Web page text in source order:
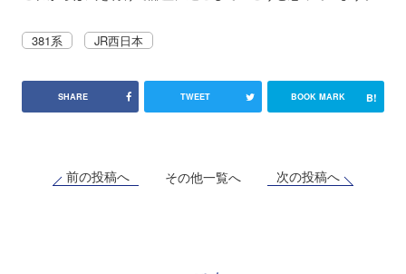
381系 JR西日本
SHARE TWEET BOOK MARK B!
前の投稿へ その他一覧へ 次の投稿へ